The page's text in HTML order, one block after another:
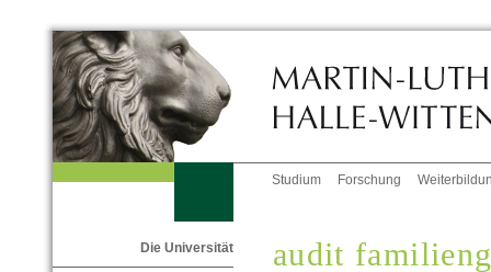
Studium Forschung
Die Universität
audit